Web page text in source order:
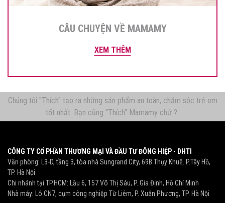
CÂU CHUYỆN VỀ MAMAMY
XEM THÊM
Chúng tôi "Thích" tạo ra những sản phẩm an toàn, chăm sóc trẻ em
tốt nhất. Bạn cũng "Thích" Mamamy chứ ?
CÔNG TY CỔ PHẦN THƯƠNG MẠI VÀ ĐẦU TƯ ĐÔNG HIỆP - DHTI
Văn phòng: L3-D, tầng 3, tòa nhà Sungrand City, 69B Thụy Khuê. P.Tây Hồ,
TP. Hà Nội
Chi nhánh tại TP.HCM: Lầu 6, 157 Võ Thị Sáu, P. Gia Định, Hồ Chí Minh
Nhà máy: Lô CN7, cụm công nghiệp Từ Liêm, P. Xuân Phương, TP. Hà Nội